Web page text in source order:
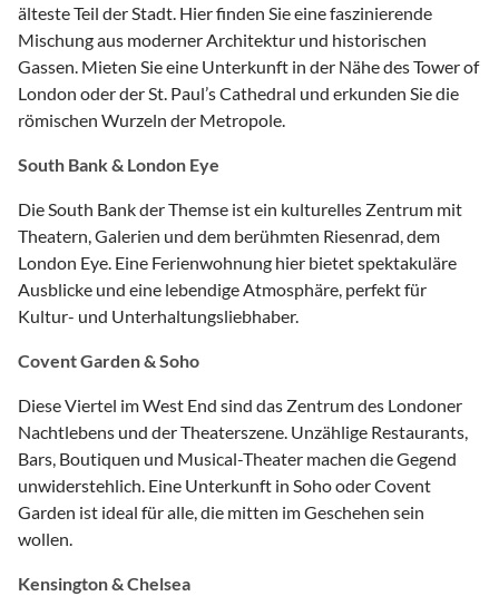
älteste Teil der Stadt. Hier finden Sie eine faszinierende
Mischung aus moderner Architektur und historischen
Gassen. Mieten Sie eine Unterkunft in der Nähe des Tower of
London oder der St. Paul’s Cathedral und erkunden Sie die
römischen Wurzeln der Metropole.
South Bank & London Eye
Die South Bank der Themse ist ein kulturelles Zentrum mit
Theatern, Galerien und dem berühmten Riesenrad, dem
London Eye. Eine Ferienwohnung hier bietet spektakuläre
Ausblicke und eine lebendige Atmosphäre, perfekt für
Kultur- und Unterhaltungsliebhaber.
Covent Garden & Soho
Diese Viertel im West End sind das Zentrum des Londoner
Nachtlebens und der Theaterszene. Unzählige Restaurants,
Bars, Boutiquen und Musical-Theater machen die Gegend
unwiderstehlich. Eine Unterkunft in Soho oder Covent
Garden ist ideal für alle, die mitten im Geschehen sein
wollen.
Kensington & Chelsea